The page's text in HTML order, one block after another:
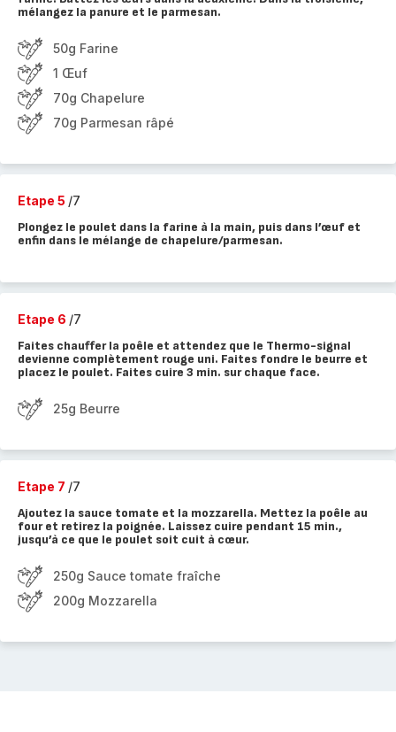
mélangez la panure et le parmesan.
50g Farine
1 Œuf
70g Chapelure
70g Parmesan râpé
Etape 5 /7
Plongez le poulet dans la farine à la main, puis dans l’œuf et
enfin dans le mélange de chapelure/parmesan.
Etape 6 /7
Faites chauffer la poêle et attendez que le Thermo-signal
devienne complètement rouge uni. Faites fondre le beurre et
placez le poulet. Faites cuire 3 min. sur chaque face.
25g Beurre
Etape 7 /7
Ajoutez la sauce tomate et la mozzarella. Mettez la poêle au
four et retirez la poignée. Laissez cuire pendant 15 min.,
jusqu’à ce que le poulet soit cuit à cœur.
250g Sauce tomate fraîche
200g Mozzarella